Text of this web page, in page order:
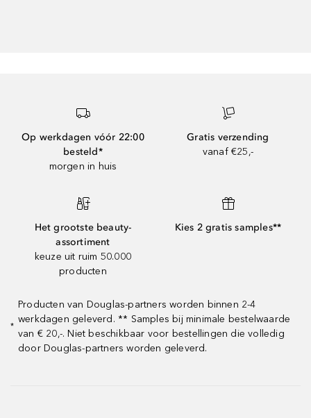
Op werkdagen vóór 22:00
besteld*
morgen in huis
Gratis verzending
vanaf €25,-
Het grootste beauty-
assortiment
keuze uit ruim 50.000
producten
Kies 2 gratis samples**
*
Producten van Douglas-partners worden binnen 2-4
werkdagen geleverd. ** Samples bij minimale bestelwaarde
van € 20,-. Niet beschikbaar voor bestellingen die volledig
door Douglas-partners worden geleverd.